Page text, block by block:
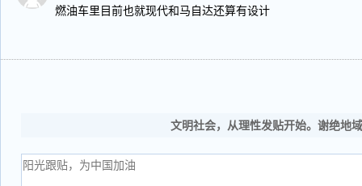
燃油车里目前也就现代和马自达还算有设计
文明社会，从理性发贴开始。谢绝地